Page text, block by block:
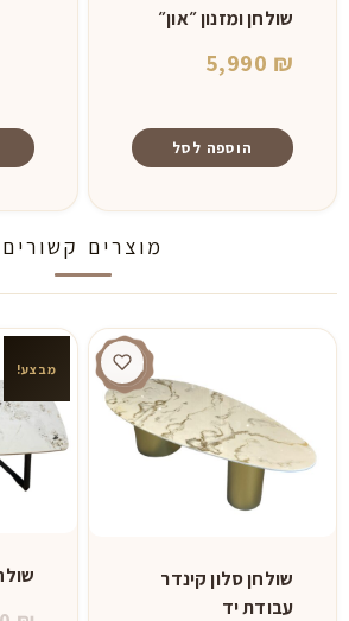
שולחן ומזנון ״און״
5,990 ₪
הוספה לסל
מוצרים קשורים
שולחן סלון קינדר
עבודת יד
מבצע!